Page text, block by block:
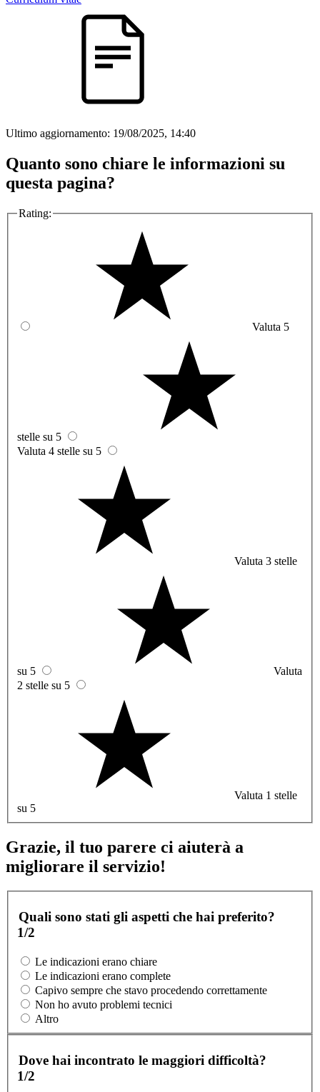
Ultimo aggiornamento: 19/08/2025, 14:40
Quanto sono chiare le informazioni su
questa pagina?
Rating:
Valuta 5
stelle su 5
Valuta 4 stelle su 5
Valuta 3 stelle
su 5
Valuta
2 stelle su 5
Valuta 1 stelle
su 5
Grazie, il tuo parere ci aiuterà a
migliorare il servizio!
Quali sono stati gli aspetti che hai preferito?
1/2
Le indicazioni erano chiare
Le indicazioni erano complete
Capivo sempre che stavo procedendo correttamente
Non ho avuto problemi tecnici
Altro
Dove hai incontrato le maggiori difficoltà?
1/2